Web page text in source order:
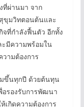
ที่ผ่านมา จาก
ขุมวิทตอนต้นและ
จที่กำลังฟื้นตัว อีกทั้ง
ะมีความพร้อมใน
ามต้องการ
ขึ้นทุกปี ด้วยต้นทุน
รองรับการพัฒนา
เกิดความต้องการ